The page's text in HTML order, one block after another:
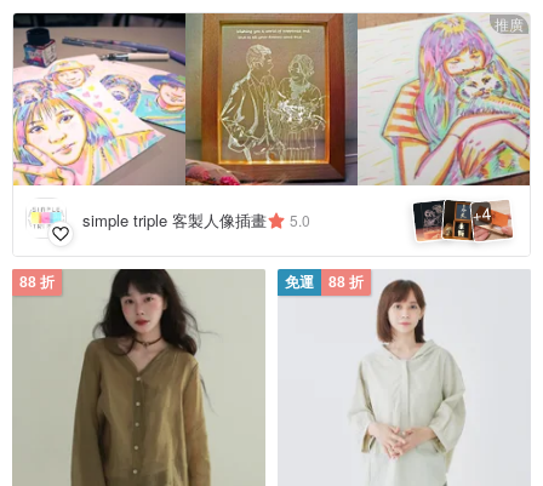
推廣
simple triple 客製人像插畫 5.0 +4
88 折 免運 88 折